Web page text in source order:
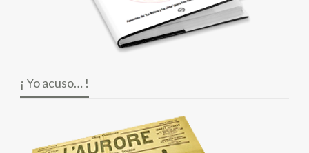
¡ Yo acuso… !